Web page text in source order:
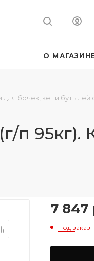
О
для бочек, кег и бутылей
п 95кг).
7 847
Под заказ